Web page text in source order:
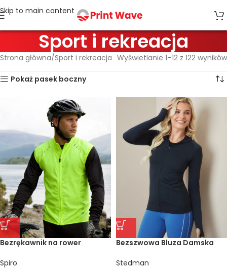
Skip to main content
Sport i rekreacja
Strona główna Sport i rekreacja Wyświetlanie 1–12 z 122 wyników
Pokaż pasek boczny
Bezrękawnik na rower
Spiro
Bezszwowa Bluza Damska
Stedman